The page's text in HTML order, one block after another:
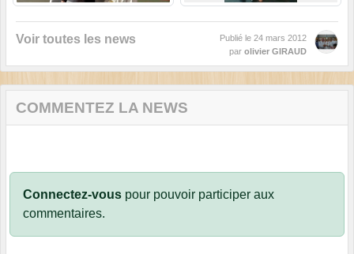
Voir toutes les news Publié le 24 mars 2012
par olivier GIRAUD
COMMENTEZ LA NEWS
Connectez-vous pour pouvoir participer aux
commentaires.